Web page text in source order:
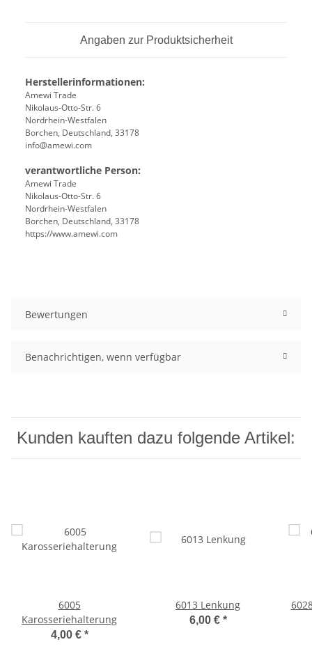
Angaben zur Produktsicherheit
Herstellerinformationen:
Amewi Trade
Nikolaus-Otto-Str. 6
Nordrhein-Westfalen
Borchen, Deutschland, 33178
info@amewi.com
verantwortliche Person:
Amewi Trade
Nikolaus-Otto-Str. 6
Nordrhein-Westfalen
Borchen, Deutschland, 33178
https://www.amewi.com
Bewertungen
Benachrichtigen, wenn verfügbar
Kunden kauften dazu folgende Artikel:
6005
Karosseriehalterung
4,00 € *
6013 Lenkung
6,00 € *